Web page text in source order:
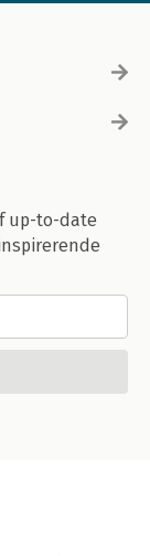
up-to-date